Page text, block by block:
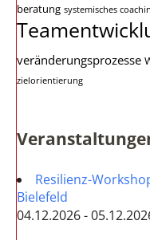
beratung systemisches
veränderungsprozesse
zielorientierung
Resilienz-
Bielefeld
04.12.2026 -